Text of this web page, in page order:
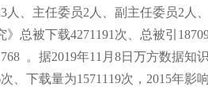
、主任委员2人、副主任委员2人
总被下载4271191次、总被引
。据2019年11月8日万方数据知
、下载量为1571119次，2015年影